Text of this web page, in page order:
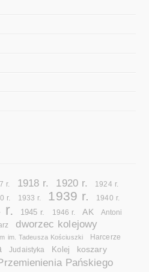
r. 1918 r. 1920 r. 1924 r.
r. 1933 r. 1939 r. 1940 r.
r. 1945 r. 1946 r. AK
Antoni
dworzec kolejowy
im. Tadeusza Kościuszki Harcerze
Judaistyka Kolej koszary
Pańskiego